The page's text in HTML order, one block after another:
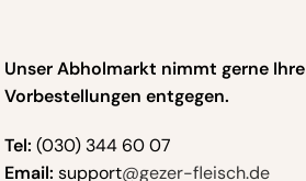
Unser Abholmarkt nimmt gerne Ihre
Vorbestellungen entgegen.
Tel: (030) 344 60 07
Email: support@gezer-fleisch.de